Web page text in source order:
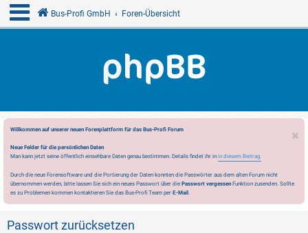
Bus-Profi GmbH Foren-Übersicht
Willkommen auf unserer neuen Forenplattform für das Bus-Profi Forum
Neue Felder für die persönlichen Daten
Man kann jetzt seine öffentlich einsehbare Daten genau bestimmen. Details findet ihr in in diesem Beitrag.
Durch die neue Forensoftware und die Portierung der Daten konnten die Passwörter aus dem alten Forum nicht
übernommen werden, bitte lassen Sie sich ein neues Passwort über die Passwort vergessen Funktion zusenden. Sollte
es zu Problemen kommen kontaktieren Sie das Bus-Profi Team per E-Mail.
Passwort zurücksetzen